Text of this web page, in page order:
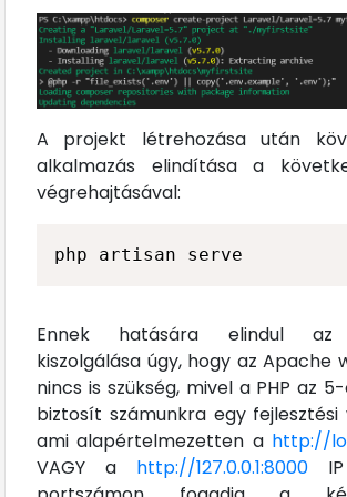
A projekt létrehozása után
alkalmazás elindítása a
végrehajtásával:
php artisan serve
Ennek hatására elindul az
kiszolgálása úgy, hogy az Apache
nincs is szükség, mivel a PHP az
biztosít számunkra egy fejlesztési
ami alapértelmezetten a http://
VAGY a http://127.0.0.1:8000